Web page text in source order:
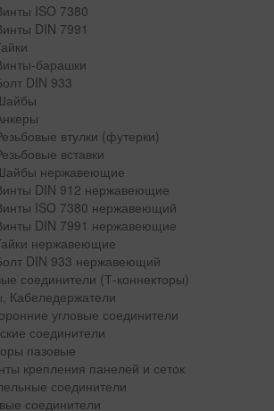
ISO 7380
DIN 7991
барашки
DIN 933
втулки (футерки)
вставки
нержавеющие
DIN 912 нержавеющие
ISO 7380 нержавеющий
DIN 7991 нержавеющие
нержавеющие
DIN 933 нержавеющий
соединители (Т-коннекторы)
Кабеледержатели
угловые соединители
соединители
пазовые
крепления панелей и сеток
соединители
соединители